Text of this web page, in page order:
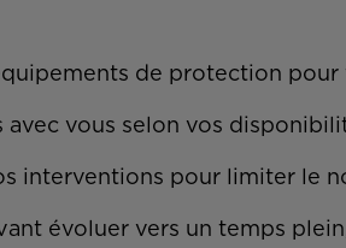
de protection
vous selon vos
interventions pour limiter le
évoluer vers un temps